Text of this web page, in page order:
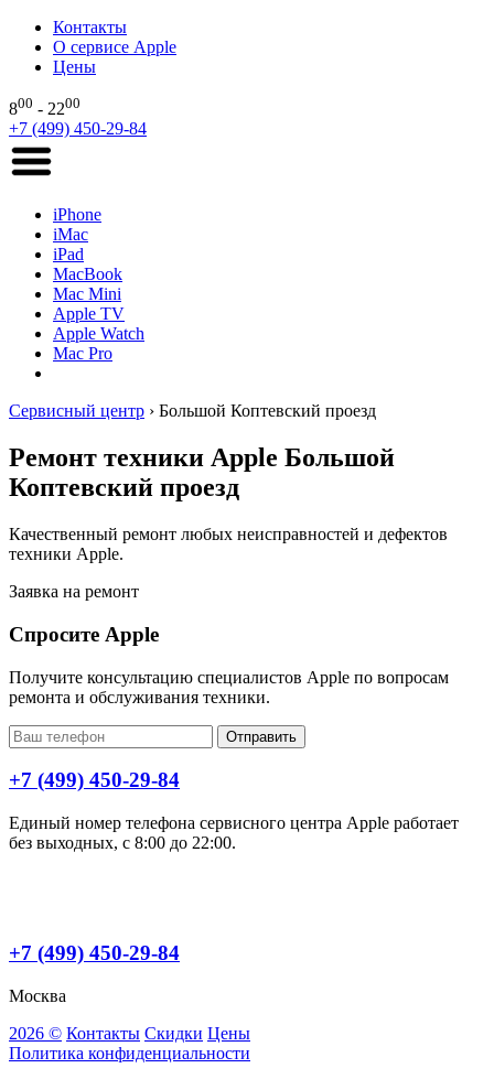
Контакты
О сервисе Apple
Цены
800 - 2200
+7 (499) 450-29-84
iPhone
iMac
iPad
MacBook
Mac Mini
Apple TV
Apple Watch
Mac Pro
Сервисный центр › Большой Коптевский проезд
Ремонт техники Apple Большой
Коптевский проезд
Качественный ремонт любых неисправностей и дефектов
техники Apple.
Заявка на ремонт
Спросите Apple
Получите консультацию специалистов Apple по вопросам
ремонта и обслуживания техники.
Отправить
+7 (499) 450-29-84
Единый номер телефона сервисного центра Apple работает
без выходных, с 8:00 до 22:00.
+7 (499) 450-29-84
Москва
2026 © Контакты Скидки Цены
Политика конфиденциальности